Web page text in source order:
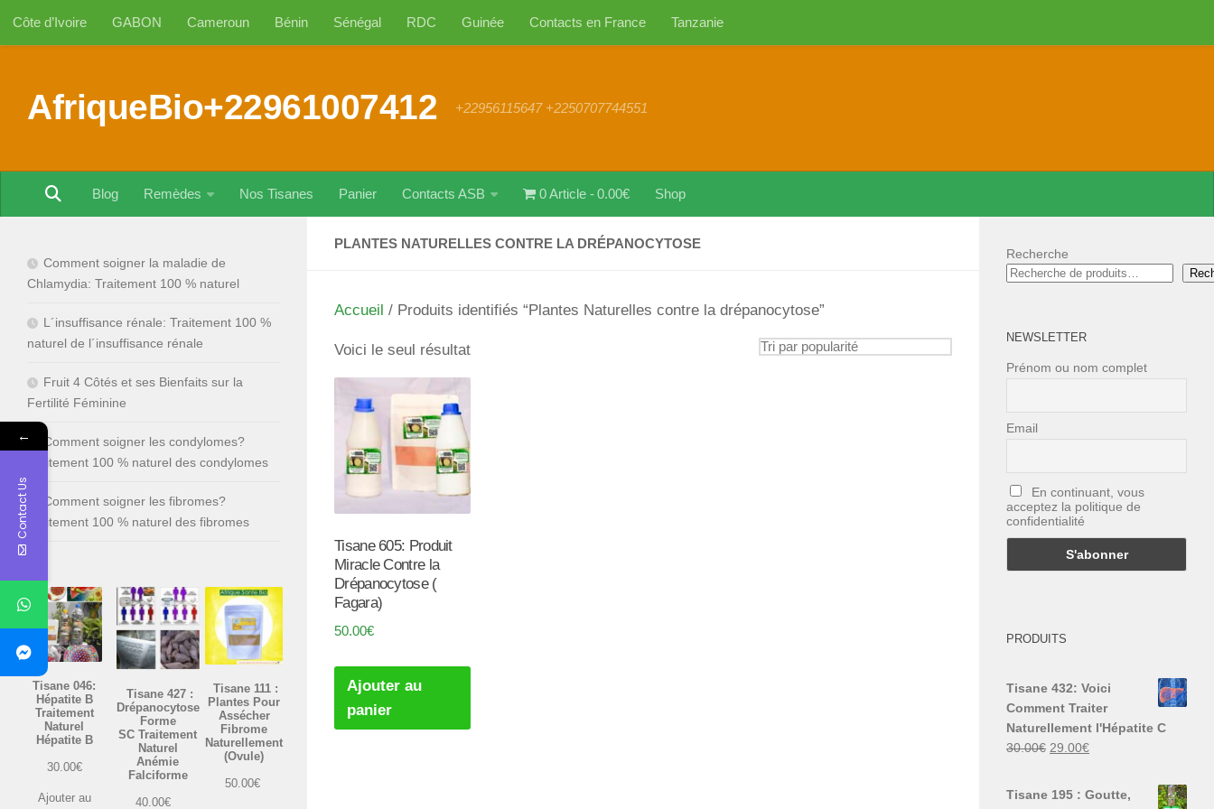
Au dessous du contenu
Côte d’Ivoire GABON Cameroun Bénin Sénégal RDC Guinée Contacts en France Tanzanie
AfriqueBio+22961007412 +22956115647 +2250707744551
Blog Remèdes Nos Tisanes Panier Contacts ASB 0 Article 0.00€ Shop
PLANTES NATURELLES CONTRE LA DRÉPANOCYTOSE
Accueil / Produits identifiés “Plantes Naturelles contre la drépanocytose”
Voici le seul résultat
Tisane 605: Produit
Miracle Contre la
Drépanocytose (
Fagara)
50.00€
Ajouter au
panier
Comment soigner la maladie de
Chlamydia: Traitement 100 % naturel
L´insuffisance rénale: Traitement 100 %
naturel de l´insuffisance rénale
Fruit 4 Côtés et ses Bienfaits sur la
Fertilité Féminine
Comment soigner les condylomes?
Traitement 100 % naturel des condylomes
Comment soigner les fibromes?
Traitement 100 % naturel des fibromes
Tisane 046:
Hépatite B
Traitement
Naturel
Hépatite B
30.00€
Ajouter au
Tisane 427 :
Drépanocytose
Forme
SC Traitement
Naturel
Anémie
Falciforme
40.00€
Tisane 111 :
Plantes Pour
Assécher
Fibrome
Naturellement
(Ovule)
50.00€
Recherche
NEWSLETTER
Prénom ou nom complet
Email
En continuant, vous
acceptez la politique de
confidentialité
PRODUITS
Tisane 432: Voici
Comment Traiter
Naturellement l'Hépatite C
30.00€ Le
29.00€Le
Tisane 195 : Goutte,
←
Contact Us